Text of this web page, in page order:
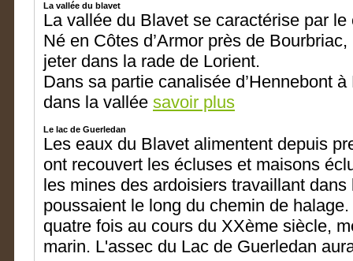
La vallée du blavet
La vallée du Blavet se caractérise par
Né en Côtes d’Armor près de
jeter dans la rade de Lorient.
Dans sa partie canalisée d’Hennebont
dans la vallée savoir plus
Le lac de Guerledan
Les eaux du Blavet alimentent depuis
ont recouvert les écluses et maisons
les mines des ardoisiers travaillant
poussaient le long du chemin de
quatre fois au cours du XXème siècle,
marin. L'assec du Lac de Guerledan